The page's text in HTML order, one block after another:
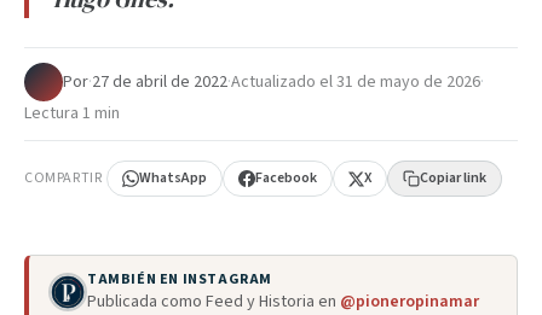
Por·27 de abril de 2022·Actualizado el31 de mayo de 2026·
Lectura 1 min
COMPARTIR WhatsApp Facebook X Copiar link
TAMBIÉN EN INSTAGRAM
Publicada como Feed y Historia en @pioneropinamar